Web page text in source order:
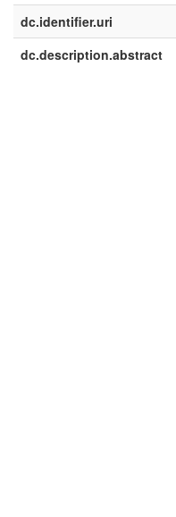
dc.identifier.uri
dc.description.abstract